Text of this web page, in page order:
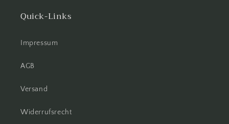
Quick-Links
Impressum
AGB
Versand
Widerrufsrecht